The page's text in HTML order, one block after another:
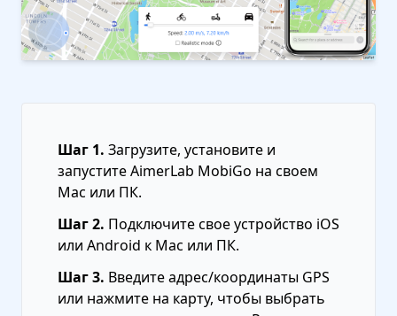
Шаг 1. Загрузите, установите и
запустите AimerLab MobiGo на своем
Mac или ПК.
Шаг 2. Подключите свое устройство iOS
или Android к Mac или ПК.
Шаг 3. Введите адрес/координаты GPS
или нажмите на карту, чтобы выбрать